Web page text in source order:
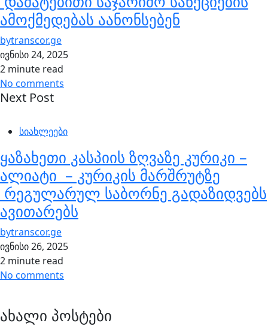
ამოქმედებას აანონსებენ
bytranscor.ge
ივნისი 24, 2025
2 minute read
No comments
Next Post
სიახლეები
ყაზახეთი კასპიის ზღვაზე კურიკი –
ალიატი – კურიკის მარშრუტზე
რეგულარულ საბორნე გადაზიდვებს
ავითარებს
bytranscor.ge
ივნისი 26, 2025
2 minute read
No comments
ახალი პოსტები